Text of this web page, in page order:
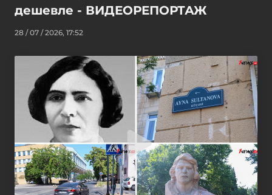
дешевле - ВИДЕОРЕПОРТАЖ
28 / 07 / 2026, 17:52